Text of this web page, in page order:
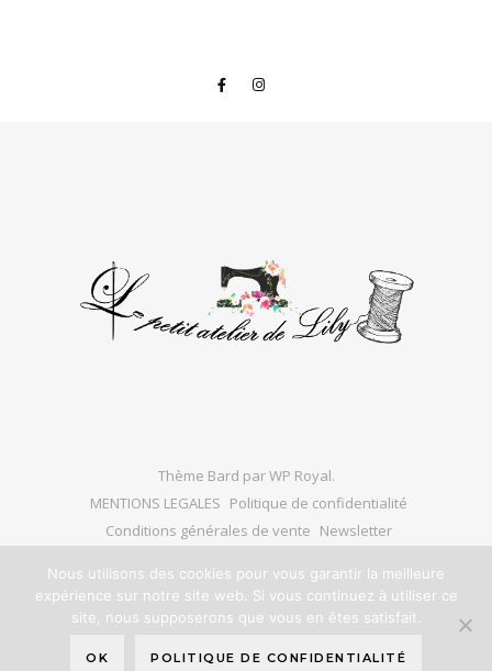
Thème Bard parWP Royal.
MENTIONS LEGALES Politique de confidentialité
Conditions générales de vente Newsletter
Nous utilisons des cookies pour vous garantir la meilleure
expérience sur notre site web. Si vous continuez à utiliser ce
site, nous supposerons que vous en êtes satisfait.
OK POLITIQUE DE CONFIDENTIALITÉ